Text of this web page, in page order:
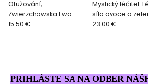
Otužování,
Zwierzchowska Ewa
15.50 €
Mystický léčitel:
síla ovoce a
Anthony William
23.00 €
PRIHLÁSTE SA NA ODBER